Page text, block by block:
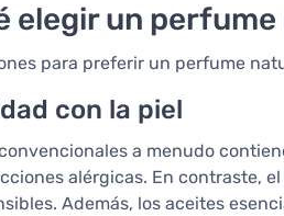
elegir un
para preferir un perfume
con la piel
a menudo
alérgicas. En contraste,
Además, los aceites